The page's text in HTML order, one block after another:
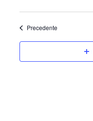
PrecedenteEventi